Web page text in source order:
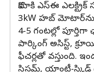
కొమాకి ఎస్ఈ ఎలక్ట్రిక్
3kW హబ్ మోటార్‌ను
4-5 గంటల్లో పూర్తిగా
పార్కింగ్ అసిస్ట్,
ఫీచర్లతో వస్తుంది.